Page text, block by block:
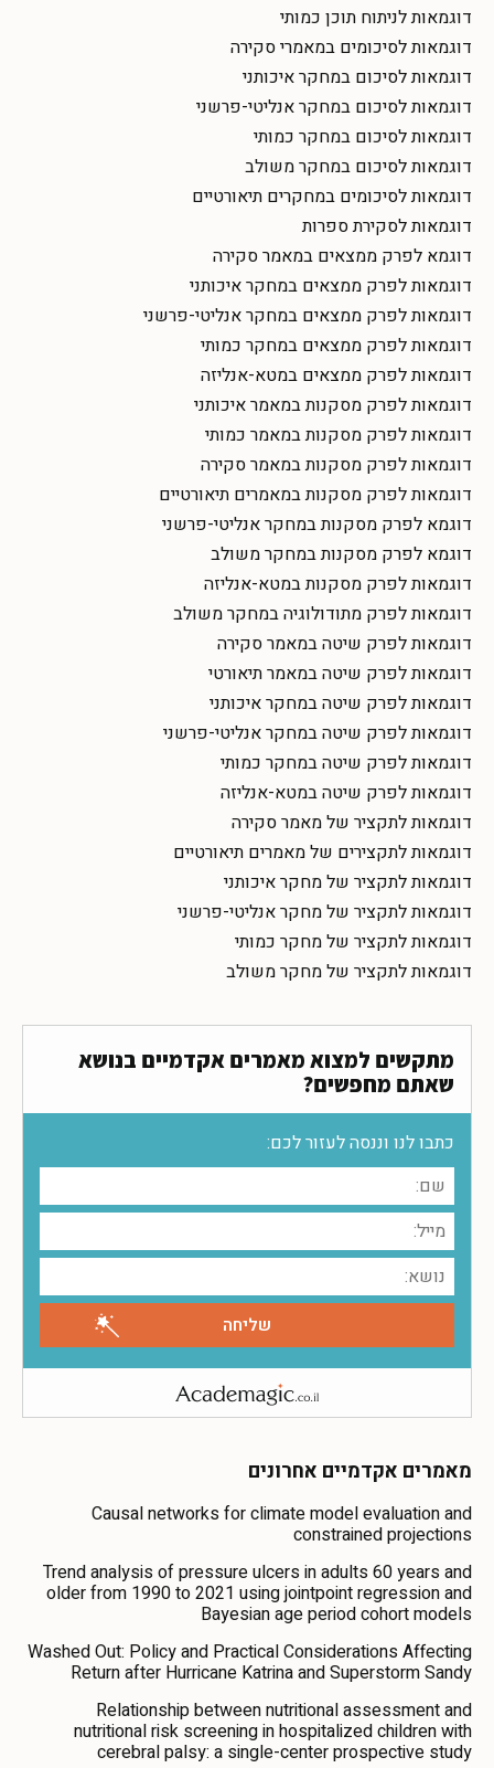
דוגמאות לניתוח תוכן כמותי
דוגמאות לסיכומים במאמרי סקירה
דוגמאות לסיכום במחקר איכותני
דוגמאות לסיכום במחקר אנליטי-פרשני
דוגמאות לסיכום במחקר כמותי
דוגמאות לסיכום במחקר משולב
דוגמאות לסיכומים במחקרים תיאורטיים
דוגמאות לסקירת ספרות
דוגמא לפרק ממצאים במאמר סקירה
דוגמאות לפרק ממצאים במחקר איכותני
דוגמאות לפרק ממצאים במחקר אנליטי-פרשני
דוגמאות לפרק ממצאים במחקר כמותי
דוגמאות לפרק ממצאים במטא-אנליזה
דוגמאות לפרק מסקנות במאמר איכותני
דוגמאות לפרק מסקנות במאמר כמותי
דוגמאות לפרק מסקנות במאמר סקירה
דוגמאות לפרק מסקנות במאמרים תיאורטיים
דוגמא לפרק מסקנות במחקר אנליטי-פרשני
דוגמא לפרק מסקנות במחקר משולב
דוגמאות לפרק מסקנות במטא-אנליזה
דוגמאות לפרק מתודולוגיה במחקר משולב
דוגמאות לפרק שיטה במאמר סקירה
דוגמאות לפרק שיטה במאמר תיאורטי
דוגמאות לפרק שיטה במחקר איכותני
דוגמאות לפרק שיטה במחקר אנליטי-פרשני
דוגמאות לפרק שיטה במחקר כמותי
דוגמאות לפרק שיטה במטא-אנליזה
דוגמאות לתקציר של מאמר סקירה
דוגמאות לתקצירים של מאמרים תיאורטיים
דוגמאות לתקציר של מחקר איכותני
דוגמאות לתקציר של מחקר אנליטי-פרשני
דוגמאות לתקציר של מחקר כמותי
דוגמאות לתקציר של מחקר משולב
מתקשים למצוא מאמרים אקדמיים בנושא
שאתם מחפשים?
כתבו לנו וננסה לעזור לכם:
מאמרים אקדמיים אחרונים
Causal networks for climate model evaluation and
constrained projections
Trend analysis of pressure ulcers in adults 60 years and
older from 1990 to 2021 using jointpoint regression and
Bayesian age period cohort models
Washed Out: Policy and Practical Considerations Affecting
Return after Hurricane Katrina and Superstorm Sandy
Relationship between nutritional assessment and
nutritional risk screening in hospitalized children with
cerebral palsy: a single-center prospective study